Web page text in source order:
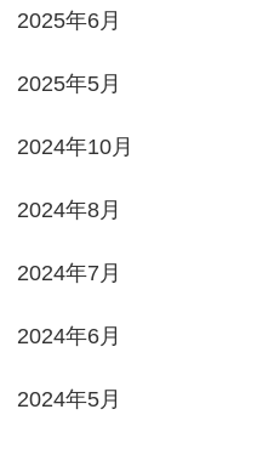
2025年6月
2025年5月
2024年10月
2024年8月
2024年7月
2024年6月
2024年5月